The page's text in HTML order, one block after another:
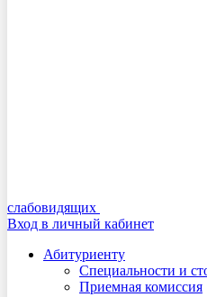
слабовидящих
Вход в личный кабинет
Абитуриенту
Специальности и
Приемная комиссия